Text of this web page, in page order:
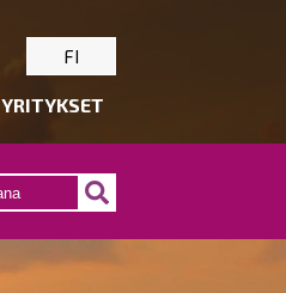
FI
YRITYKSET